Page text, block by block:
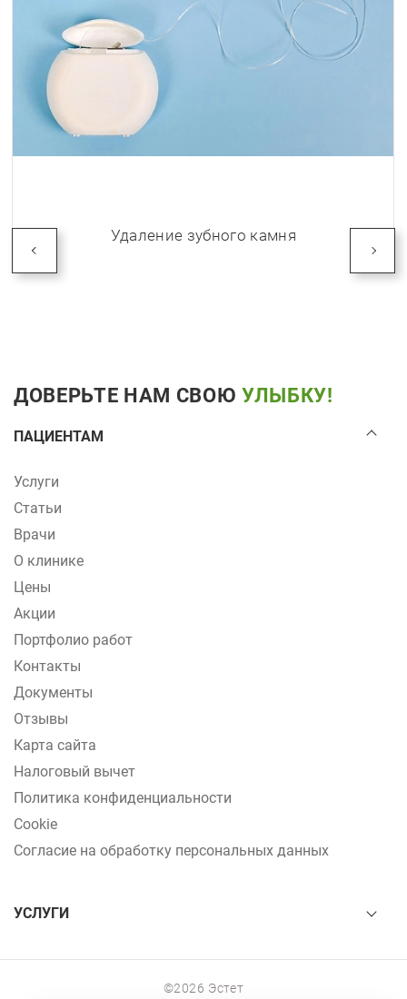
Удаление зубного камня
ДОВЕРЬТЕ НАМ СВОЮ УЛЫБКУ!
ПАЦИЕНТАМ
Услуги
Статьи
Врачи
О клинике
Цены
Акции
Портфолио работ
Контакты
Документы
Отзывы
Карта сайта
Налоговый вычет
Политика конфиденциальности
Cookie
Согласие на обработку персональных данных
УСЛУГИ
©2026 Эстет